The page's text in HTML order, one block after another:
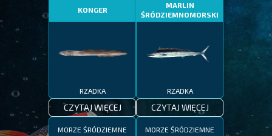
KONGER
RZADKA
CZYTAJ WIĘCEJ
MARLIN
ŚRÓDZIEMNOMORSKI
RZADKA
CZYTAJ WIĘCEJ
MORZE ŚRÓDZIEMNE MORZE ŚRÓDZIEMNE